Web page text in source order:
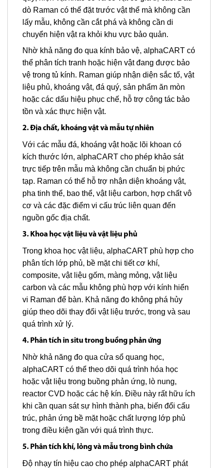
dò Raman có thể đặt trước vật thể mà không cần
lấy mẫu, không cần cắt phá và không cần di
chuyển hiện vật ra khỏi khu vực bảo quản.
Nhờ khả năng đo qua kính bảo vệ, alphaCART có
thể phân tích tranh hoặc hiện vật đang được bảo
vệ trong tủ kính. Raman giúp nhận diện sắc tố, vật
liệu phủ, khoáng vật, đá quý, sản phẩm ăn mòn
hoặc các dấu hiệu phục chế, hỗ trợ công tác bảo
tồn và xác thực hiện vật.
2. Địa chất, khoáng vật và mẫu tự nhiên
Với các mẫu đá, khoáng vật hoặc lõi khoan có
kích thước lớn, alphaCART cho phép khảo sát
trực tiếp trên mẫu mà không cần chuẩn bị phức
tạp. Raman có thể hỗ trợ nhận diện khoáng vật,
pha tinh thể, bao thể, vật liệu carbon, hợp chất vô
cơ và các đặc điểm vi cấu trúc liên quan đến
nguồn gốc địa chất.
3. Khoa học vật liệu và vật liệu phủ
Trong khoa học vật liệu, alphaCART phù hợp cho
phân tích lớp phủ, bề mặt chi tiết cơ khí,
composite, vật liệu gốm, màng mỏng, vật liệu
carbon và các mẫu không phù hợp với kính hiển
vi Raman để bàn. Khả năng đo không phá hủy
giúp theo dõi thay đổi vật liệu trước, trong và sau
quá trình xử lý.
4. Phân tích in situ trong buồng phản ứng
Nhờ khả năng đo qua cửa sổ quang học,
alphaCART có thể theo dõi quá trình hóa học
hoặc vật liệu trong buồng phản ứng, lò nung,
reactor CVD hoặc các hệ kín. Điều này rất hữu ích
khi cần quan sát sự hình thành pha, biến đổi cấu
trúc, phản ứng bề mặt hoặc chất lượng lớp phủ
trong điều kiện gần với quá trình thực.
5. Phân tích khí, lỏng và mẫu trong bình chứa
Độ nhạy tín hiệu cao cho phép alphaCART phát